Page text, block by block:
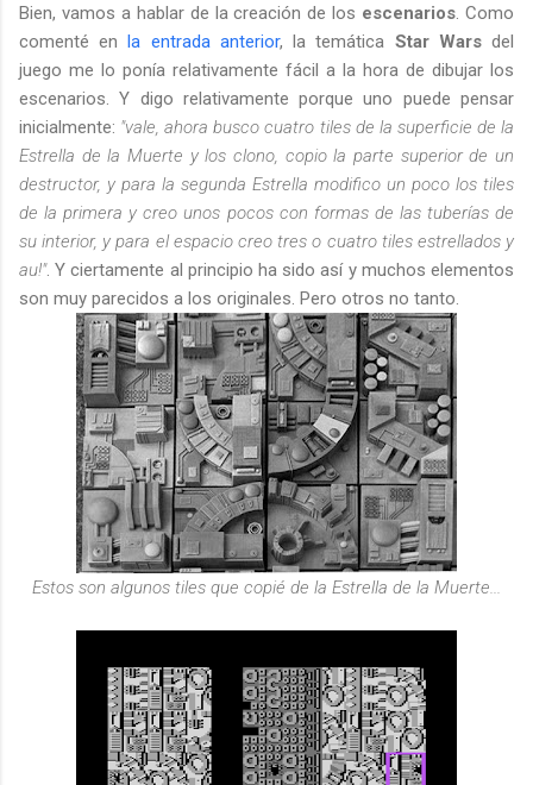
Bien, vamos a hablar de la creación de los escenarios . Como
comenté enla entrada anterior, la temática Star Warsdel
juego me lo ponía relativamente fácil a la hora de dibujar los
escenarios. Y digo relativamente porque uno puede pensar
inicialmente: "vale, ahora busco cuatro tiles de la superficie de la
Estrella de la Muerte y los clono, copio la parte superior de un
destructor, y para la segunda Estrella modifico un poco los tiles
de la primera y creo unos pocos con formas de las tuberías de
su interior, y para el espacio creo tres o cuatro tiles estrellados y
au!". Y ciertamente al principio ha sido así y muchos elementos
son muy parecidos a los originales. Pero otros no tanto.
Estos son algunos tiles que copié de la Estrella de la Muerte...